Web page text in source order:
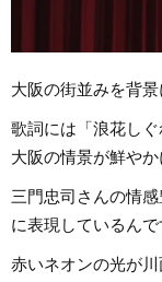
大阪の街並みを背
歌詞には「浪花しぐ
大阪の情景が鮮やか
三門忠司さんの情
に表現しているんで
赤いネオンの光が